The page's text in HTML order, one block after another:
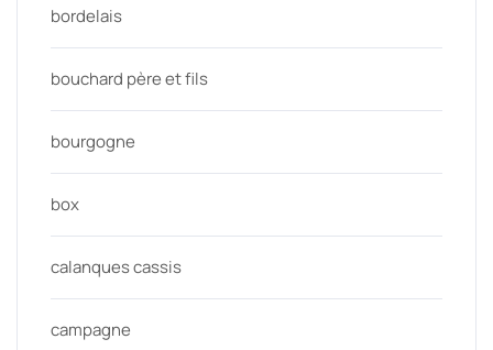
bordelais
bouchard père et fils
bourgogne
box
calanques cassis
campagne